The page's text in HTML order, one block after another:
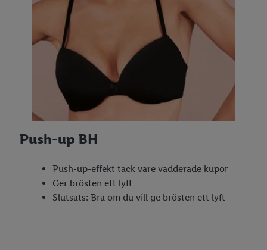
Push-up BH
Push-up-effekt tack vare vadderade kupor
Ger brösten ett lyft
Slutsats: Bra om du vill ge brösten ett lyft